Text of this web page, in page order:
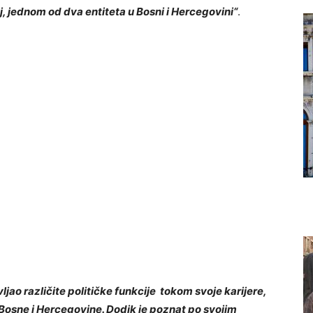
od dva entiteta u Bosni i Hercegovini“.
različite političke funkcije tokom svoje karijere,
i Hercegovine. Dodik je poznat po svojim